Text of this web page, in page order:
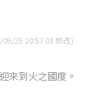
25 20:57:03 修改)
來到火之國度。